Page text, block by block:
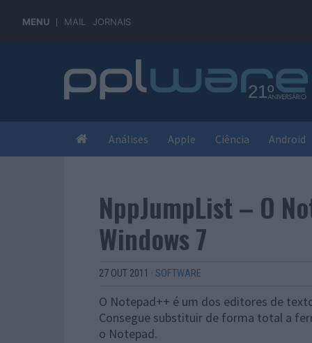
MENU MAIL JORNAIS
Análises Apple Ciência Android
NppJumpList – O
Windows 7
27 OUT 2011 · SOFTWARE
O Notepad++ é um dos editores de
Consegue substituir de forma total a
o Notepad.